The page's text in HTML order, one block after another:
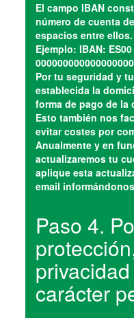
El campo IBAN
número de cuenta
espacios entre ellos.
Ejemplo: IBAN: ES00
Por tu seguridad y
establecida la
forma de pago de la
Esto también nos
evitar costes por
Anualmente y en
actualizaremos tu
aplique esta
email
Paso 4.
carácter